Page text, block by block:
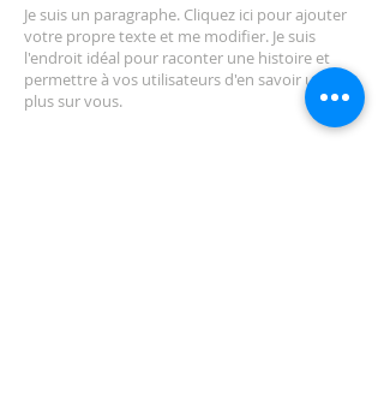
Je suis un paragraphe. Cliquez ici pour ajouter
votre propre texte et me modifier. Je suis
l'endroit idéal pour raconter une histoire et
permettre à vos utilisateurs d'en savoir un peu
plus sur vous.